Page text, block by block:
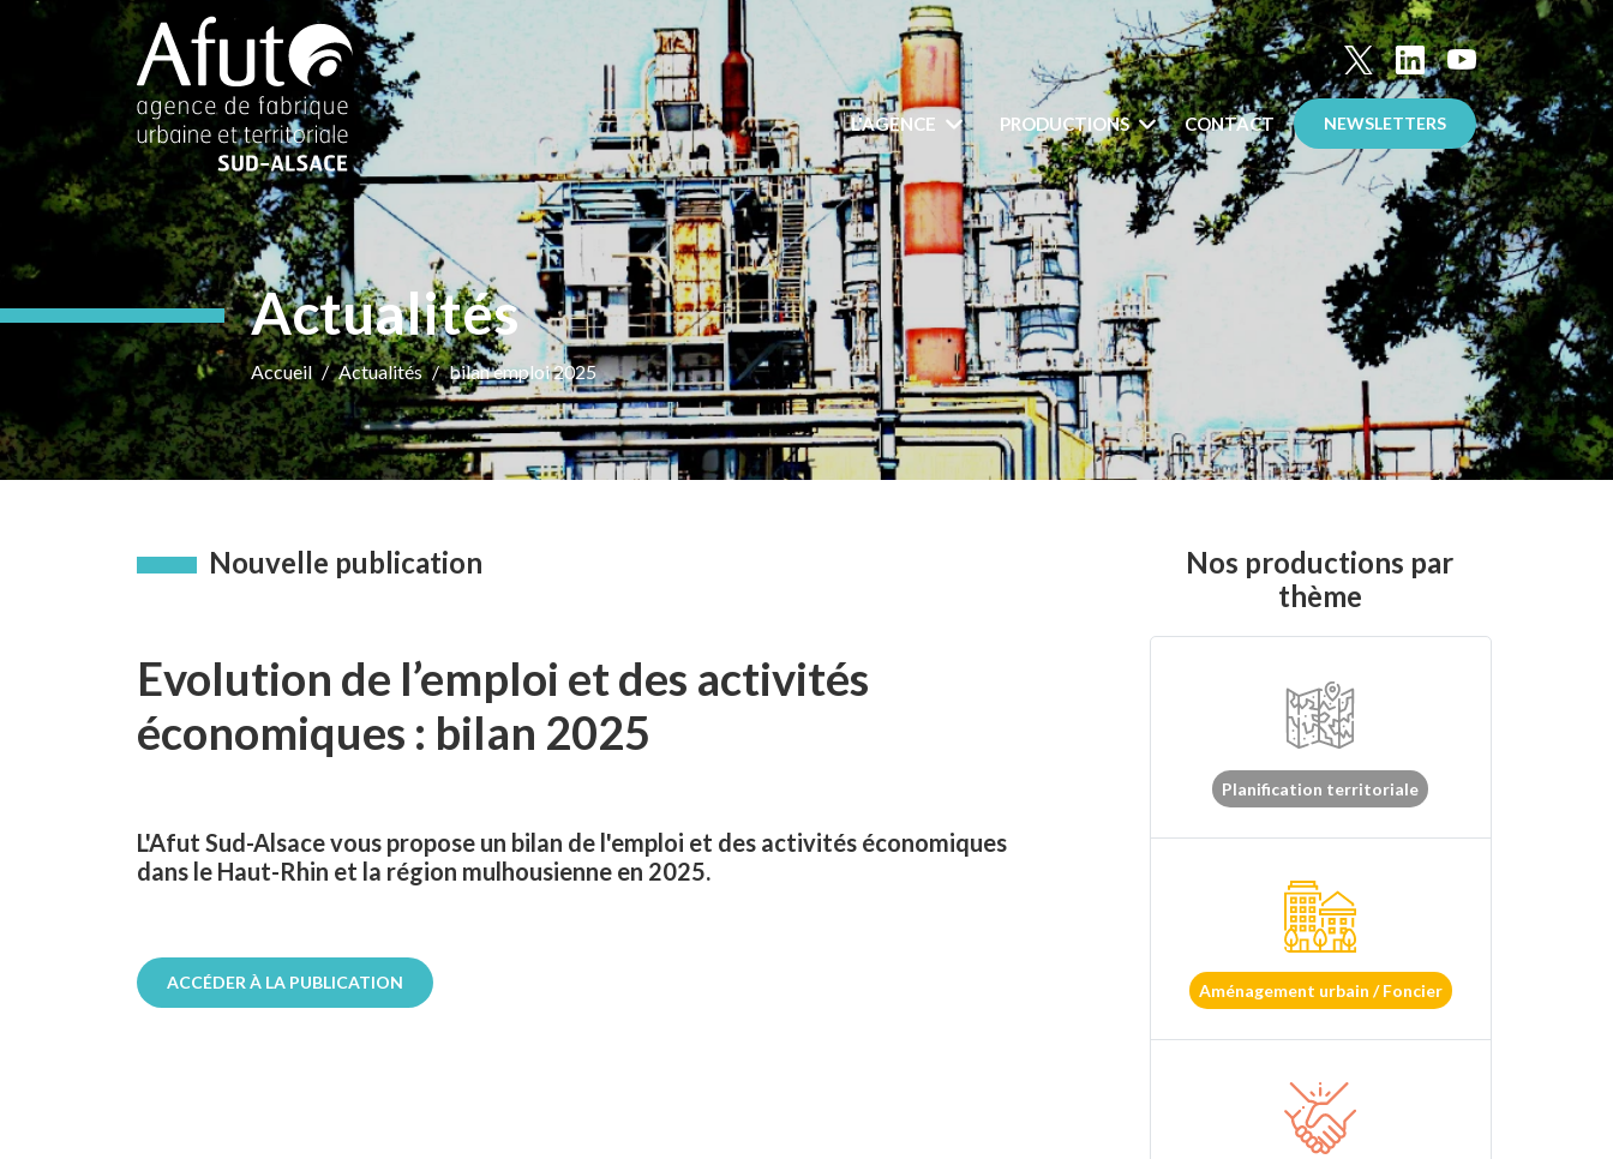
L'AGENCE PRODUCTIONS CONTACT NEWSLETTERS
Actualités
Accueil Actualités bilan emploi 2025
Nouvelle publication
Evolution de l’emploi et des activités
économiques : bilan 2025
L'Afut Sud-Alsace vous propose un bilan de l'emploi et des activités économiques
dans le Haut-Rhin et la région mulhousienne en 2025.
ACCÉDER À LA PUBLICATION
Nos productions par
thème
Planification territoriale
Aménagement urbain / Foncier